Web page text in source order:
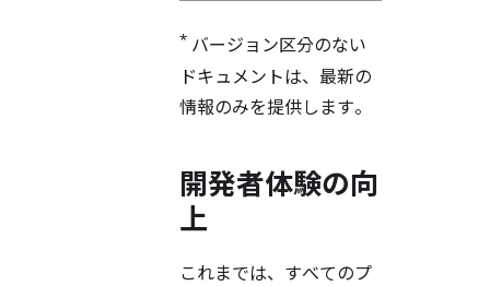
* バージョン区分のない
ドキュメントは、最新の
情報のみを提供します。
開発者体験の向
上
これまでは、すべてのプ